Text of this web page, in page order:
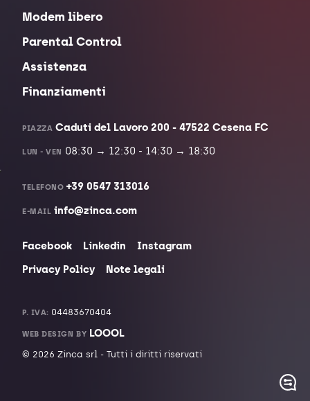
Modem libero
Parental Control
Assistenza
Finanziamenti
PIAZZA Caduti del Lavoro 200 - 47522 Cesena FC
LUN - VEN 08:30 → 12:30 - 14:30 → 18:30
TELEFONO +39 0547 313016
E-MAIL info@zinca.com
Facebook Linkedin
Instagram
Privacy Policy
Note legali
WEB DESIGN BY LOOOL
© 2026 Zinca srl - Tutti i diritti riservati
P. IVA: 04483670404